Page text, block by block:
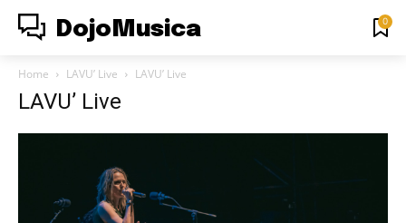
DojoMusica 0
Home LAVU’ Live LAVU’ Live
LAVU’ Live